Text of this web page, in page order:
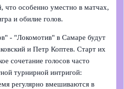
что особенно уместно в матчах,
и обилие голов.
- "Локомотив" в Самаре будут
и Петр Коптев. Старт их
сочетание голосов часто
турнирной интригой:
регулярно вмешиваются в